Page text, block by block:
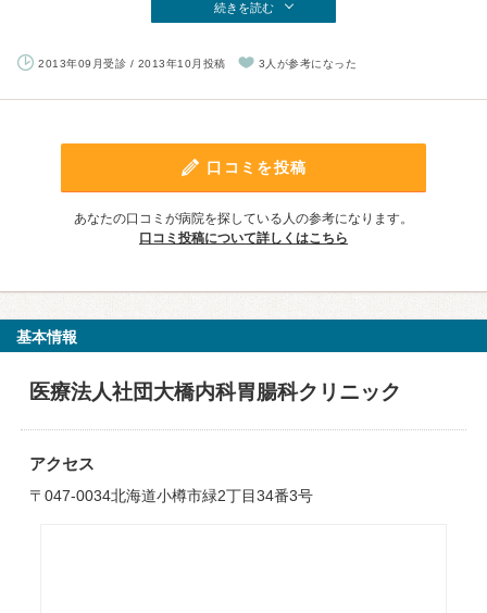
続きを読む
2013年09月受診 / 2013年10月投稿 3人が参考になった
口コミを投稿
あなたの口コミが病院を探している人の参考になります。
口コミ投稿について詳しくはこちら
基本情報
医療法人社団大橋内科胃腸科クリニック
アクセス
〒047-0034北海道小樽市緑2丁目34番3号